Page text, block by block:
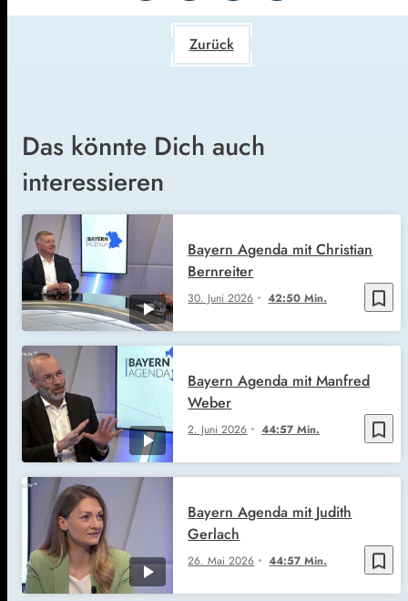
Zurück
Das könnte Dich auch
interessieren
bookmark_border
30. Juni 2026 42:50 Min.
Bayern Agenda mit Christian
Bernreiter
bookmark_border
2. Juni 2026 44:57 Min.
Bayern Agenda mit Manfred
Weber
bookmark_border
26. Mai 2026 44:57 Min.
Bayern Agenda mit Judith
Gerlach